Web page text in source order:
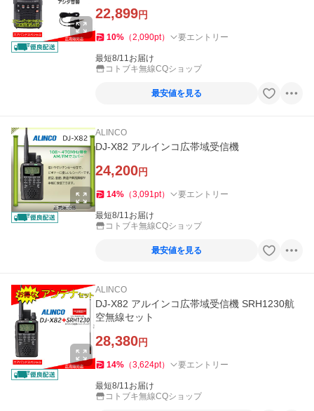
22,899円
10% （2,090pt） 要エントリー
最短8/11お届け
コトブキ無線CQショップ
最安値を見る
ALINCO
DJ-X82 アルインコ広帯域受信機
24,200円
14% （3,091pt） 要エントリー
最短8/11お届け
コトブキ無線CQショップ
最安値を見る
ALINCO
DJ-X82 アルインコ広帯域受信機 SRH1230航
空無線セット
28,380円
14% （3,624pt） 要エントリー
最短8/11お届け
コトブキ無線CQショップ